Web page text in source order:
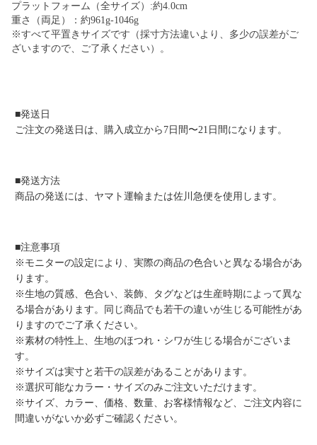
プラットフォーム（全サイズ）:約4.0cm
重さ（両足）：約961g-1046g
※すべて平置きサイズです（採寸方法違いより、多少の誤差がご
ざいますので、ご了承ください）。
■発送日
ご注文の発送日は、購入成立から7日間〜21日間になります。
■発送方法
商品の発送には、ヤマト運輸または佐川急便を使用します。
■注意事項
※モニターの設定により、実際の商品の色合いと異なる場合があ
ります。
※生地の質感、色合い、装飾、タグなどは生産時期によって異な
る場合があります。同じ商品でも若干の違いが生じる可能性があ
りますのでご了承ください。
※素材の特性上、生地のほつれ・シワが生じる場合がございま
す。
※サイズは実寸と若干の誤差があることがあります。
※選択可能なカラー・サイズのみご注文いただけます。
※サイズ、カラー、価格、数量、お客様情報など、ご注文内容に
間違いがないか必ずご確認ください。